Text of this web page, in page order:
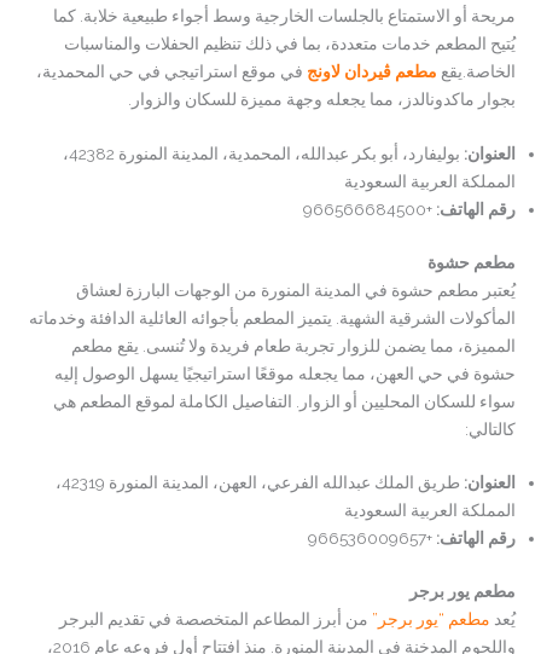
مريحة أو الاستمتاع بالجلسات الخارجية وسط أجواء طبيعية خلابة. كما
يُتيح المطعم خدمات متعددة، بما في ذلك تنظيم الحفلات والمناسبات
الخاصة.يقع مطعم ڤيردان لاونج في موقع استراتيجي في حي المحمدية،
بجوار ماكدونالدز، مما يجعله وجهة مميزة للسكان والزوار.
العنوان:
بوليفارد، أبو بكر عبدالله، المحمدية، المدينة المنورة 42382،
المملكة العربية السعودية
رقم الهاتف:
+966566684500
مطعم حشوة
يُعتبر مطعم حشوة في المدينة المنورة من الوجهات البارزة لعشاق
المأكولات الشرقية الشهية. يتميز المطعم بأجوائه العائلية الدافئة وخدماته
المميزة، مما يضمن للزوار تجربة طعام فريدة ولا تُنسى. يقع مطعم
حشوة في حي العهن، مما يجعله موقعًا استراتيجيًا يسهل الوصول إليه
سواء للسكان المحليين أو الزوار. التفاصيل الكاملة لموقع المطعم هي
كالتالي:
العنوان:
طريق الملك عبدالله الفرعي، العهن، المدينة المنورة 42319،
المملكة العربية السعودية
رقم الهاتف:
+966536009657
مطعم يور برجر
يُعد مطعم “يور برجر” من أبرز المطاعم المتخصصة في تقديم البرجر
واللحوم المدخنة في المدينة المنورة. منذ افتتاح أول فروعه عام 2016،